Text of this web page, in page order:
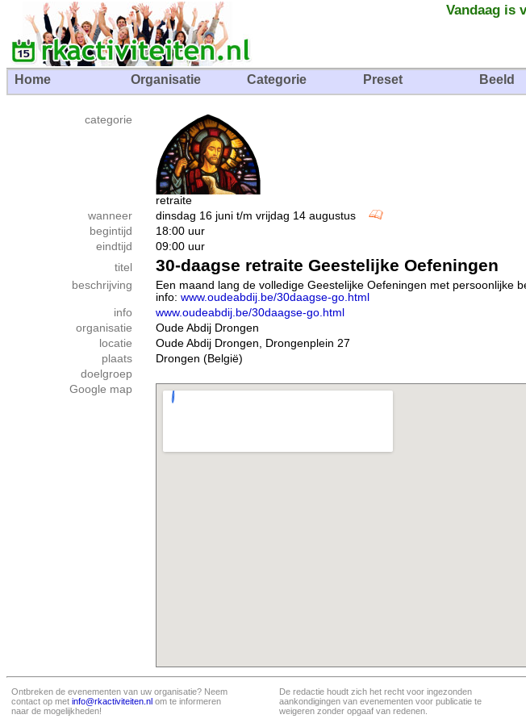
Vandaag is
Home Organisatie Categorie Preset Beeld
categorie
retraite
wanneer
dinsdag 16 juni t/m vrijdag 14 augustus
begintijd
18:00 uur
eindtijd
09:00 uur
titel
30-daagse retraite Geestelijke Oefeningen
beschrijving
Een maand lang de volledige Geestelijke Oefeningen met persoonlijke
info: www.oudeabdij.be/30daagse-go.html
info
www.oudeabdij.be/30daagse-go.html
organisatie
Oude Abdij Drongen
locatie
Oude Abdij Drongen, Drongenplein 27
plaats
Drongen (België)
doelgroep
Google map
Ontbreken de evenementen van uw organisatie? Neem
contact op met info@rkactiviteiten.nl om te informeren
naar de mogelijkheden!
De redactie houdt zich het recht voor ingezonden
aankondigingen van evenementen voor publicatie te
weigeren zonder opgaaf van redenen.